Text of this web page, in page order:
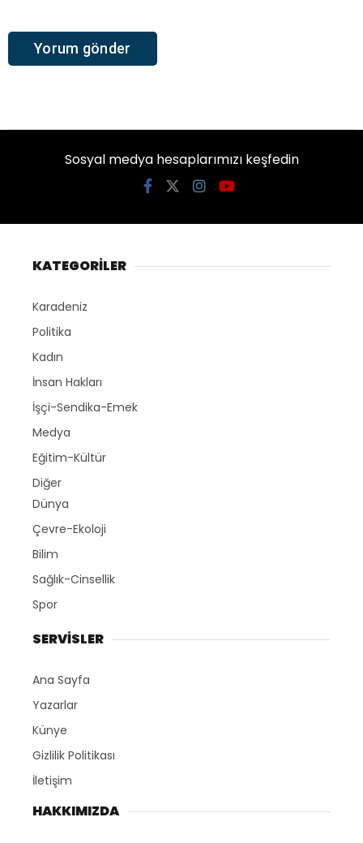
Sosyal medya hesaplarımızı keşfedin
KATEGORİLER
Karadeniz
Politika
Kadın
İnsan Hakları
İşçi-Sendika-Emek
Medya
Eğitim-Kültür
Diğer
Dünya
Çevre-Ekoloji
Bilim
Sağlık-Cinsellik
Spor
SERVİSLER
Ana Sayfa
Yazarlar
Künye
Gizlilik Politikası
İletişim
HAKKIMIZDA